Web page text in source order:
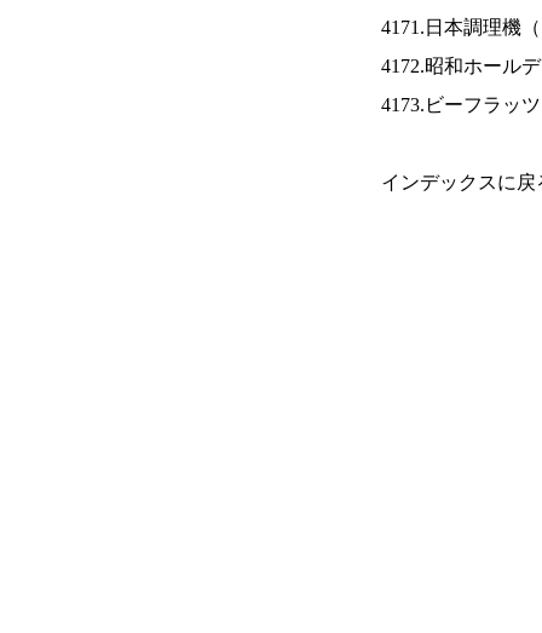
4171.日本調理機（
4172.昭和ホール
4173.ビーフラッ
インデックスに戻